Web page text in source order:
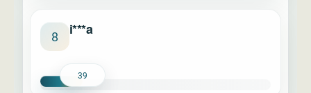
8 i***a
39